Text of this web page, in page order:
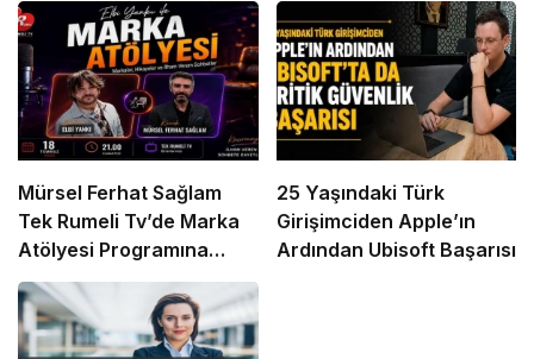
Mürsel Ferhat Sağlam
Tek Rumeli Tv’de Marka
Atölyesi Programına
Konuk Oldu
25 Yaşındaki Türk
Girişimciden Apple’ın
Ardından Ubisoft Başarısı